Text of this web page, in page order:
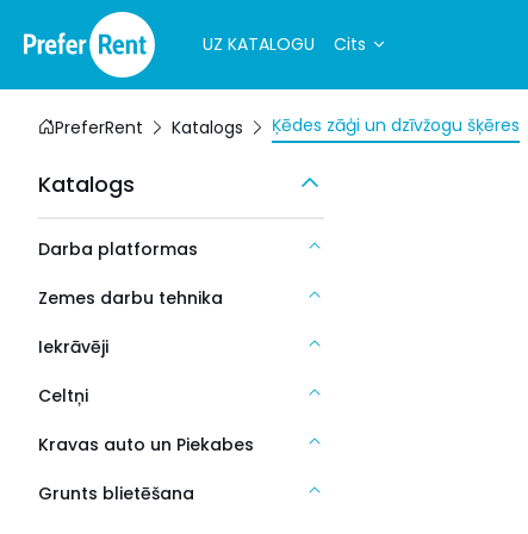
UZ KATALOGU Cits
PreferRent Katalogs Ķēdes zāģi un dzīvžogu šķēres
Katalogs
Darba platformas
Zemes darbu tehnika
Iekrāvēji
Celtņi
Kravas auto un Piekabes
Grunts blietēšana